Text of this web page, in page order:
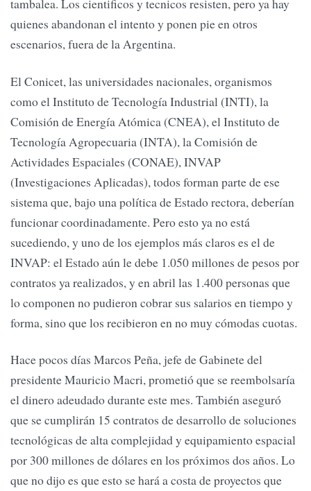
tambalea. Los cientificos y tecnicos resisten, pero ya hay
quienes abandonan el intento y ponen pie en otros
escenarios, fuera de la Argentina.
El Conicet, las universidades nacionales, organismos
como el Instituto de Tecnología Industrial (INTI), la
Comisión de Energía Atómica (CNEA), el Instituto de
Tecnología Agropecuaria (INTA), la Comisión de
Actividades Espaciales (CONAE), INVAP
(Investigaciones Aplicadas), todos forman parte de ese
sistema que, bajo una política de Estado rectora, deberían
funcionar coordinadamente. Pero esto ya no está
sucediendo, y uno de los ejemplos más claros es el de
INVAP: el Estado aún le debe 1.050 millones de pesos por
contratos ya realizados, y en abril las 1.400 personas que
lo componen no pudieron cobrar sus salarios en tiempo y
forma, sino que los recibieron en no muy cómodas cuotas.
Hace pocos días Marcos Peña, jefe de Gabinete del
presidente Mauricio Macri, prometió que se reembolsaría
el dinero adeudado durante este mes. También aseguró
que se cumplirán 15 contratos de desarrollo de soluciones
tecnológicas de alta complejidad y equipamiento espacial
por 300 millones de dólares en los próximos dos años. Lo
que no dijo es que esto se hará a costa de proyectos que